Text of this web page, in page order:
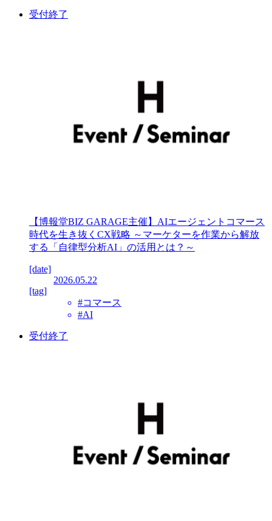
受付終了
【博報堂BIZ GARAGE主催】AIエージェントコマース
時代を生き抜くCX戦略 ～マーケターを作業から解放
する「自律型分析AI」の活用とは？～
[date]
2026.05.22
[tag]
#コマース
#AI
受付終了